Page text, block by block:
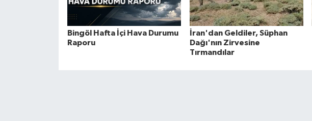
Bingöl Hafta İçi Hava Durumu
Raporu
İran'dan Geldiler, Süphan
Dağı'nın Zirvesine
Tırmandılar